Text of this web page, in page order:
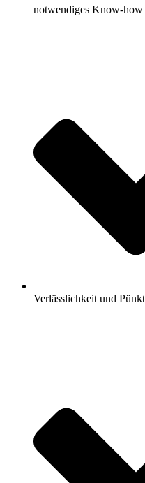
notwendiges Know-how
Verlässlichkeit und